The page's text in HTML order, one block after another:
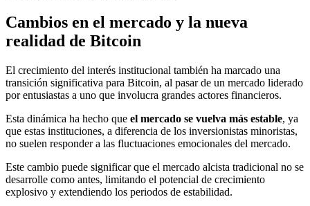
Cambios en el mercado y la nueva
realidad de Bitcoin
El crecimiento del interés institucional también ha marcado una
transición significativa para Bitcoin, al pasar de un mercado liderado
por entusiastas a uno que involucra grandes actores financieros.
Esta dinámica ha hecho que el mercado se vuelva más estable, ya
que estas instituciones, a diferencia de los inversionistas minoristas,
no suelen responder a las fluctuaciones emocionales del mercado.
Este cambio puede significar que el mercado alcista tradicional no se
desarrolle como antes, limitando el potencial de crecimiento
explosivo y extendiendo los periodos de estabilidad.